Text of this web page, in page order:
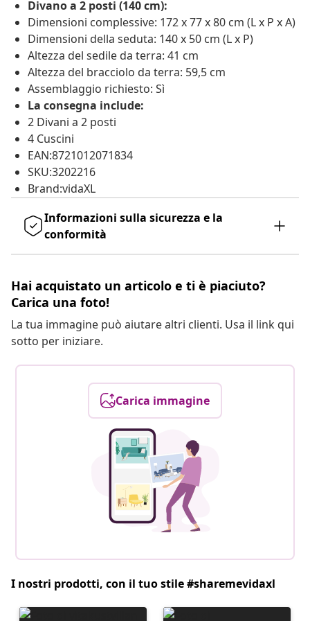
Divano a 2 posti (140 cm):
Dimensioni complessive: 172 x 77 x 80 cm (L x P x A)
Dimensioni della seduta: 140 x 50 cm (L x P)
Altezza del sedile da terra: 41 cm
Altezza del bracciolo da terra: 59,5 cm
Assemblaggio richiesto: Sì
La consegna include:
2 Divani a 2 posti
4 Cuscini
EAN:8721012071834
SKU:3202216
Brand:vidaXL
Informazioni sulla sicurezza e la
conformità
Hai acquistato un articolo e ti è piaciuto?
Carica una foto!
La tua immagine può aiutare altri clienti. Usa il link qui
sotto per iniziare.
Carica immagine
I nostri prodotti, con il tuo stile #sharemevidaxl